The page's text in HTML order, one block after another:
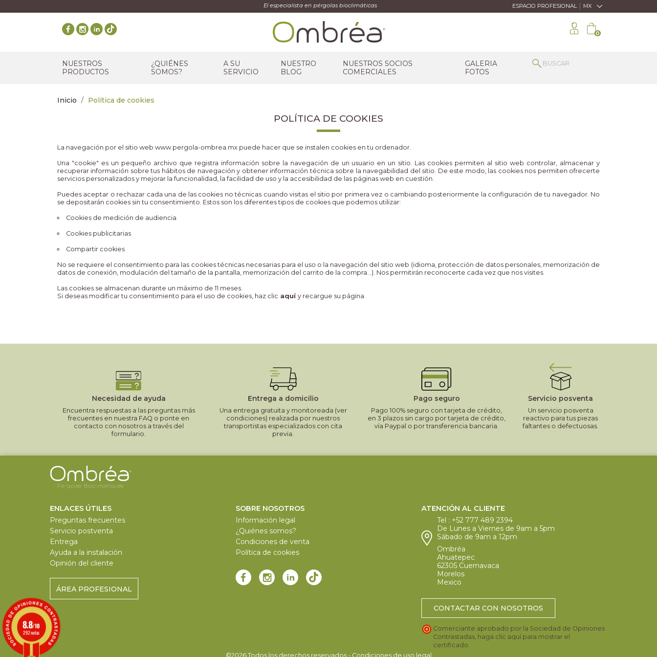
El especialista en pérgolas bioclimáticas ESPACIO PROFESIONAL| MX
0
NUESTROS
PRODUCTOS
¿QUIÉNES
SOMOS?
A SU
SERVICIO
NUESTRO
BLOG
NUESTROS SOCIOS
COMERCIALES
GALERIA
FOTOS
Inicio Política de cookies
POLÍTICA DE COOKIES
La navegación por el sitio web www.pergola-ombrea.mx puede hacer que se instalen cookies en tu ordenador.
Una "cookie" es un pequeño archivo que registra información sobre la navegación de un usuario en un sitio. Las cookies permiten al sitio web controlar, almacenar y
recuperar información sobre tus hábitos de navegación y obtener información técnica sobre la navegabilidad del sitio. De este modo, las cookies nos permiten ofrecerte
servicios personalizados y mejorar la funcionalidad, la facilidad de uso y la accesibilidad de las páginas web en cuestión.
Puedes aceptar o rechazar cada una de las cookies no técnicas cuando visitas el sitio por primera vez o cambiando posteriormente la configuración de tu navegador. No
se depositarán cookies sin tu consentimiento. Estos son los diferentes tipos de cookies que podemos utilizar:
Cookies de medición de audiencia
Cookies publicitarias
Compartir cookies
No se requiere el consentimiento para las cookies técnicas necesarias para el uso o la navegación del sitio web (idioma, protección de datos personales, memorización de
datos de conexión, modulación del tamaño de la pantalla, memorización del carrito de la compra...). Nos permitirán reconocerte cada vez que nos visites.
Las cookies se almacenan durante un máximo de 11 meses.
Si deseas modificar tu consentimiento para el uso de cookies, haz clic aquí y recargue su página.
Necesidad de ayuda
Encuentra respuestas a las preguntas más
frecuentes en nuestra FAQ o ponte en
contacto con nosotros a través del
formulario.
Entrega a domicilio
Una entrega gratuita y monitoreada (ver
condiciones) realizada por nuestros
transportistas especializados con cita
previa.
Pago seguro
Pago 100% seguro con tarjeta de crédito,
en 3 plazos sin cargo por tarjeta de crédito,
vía Paypal o por transferencia bancaria.
Servicio posventa
Un servicio posventa
reactivo para tus piezas
faltantes o defectuosas.
ENLACES ÚTILES
Preguntas frecuentes
Servicio postventa
Entrega
Ayuda a la instalación
Opinión del cliente
ÁREA PROFESIONAL
SOBRE NOSOTROS
Información legal
¿Quiénes somos?
Condiciones de venta
Política de cookies
ATENCIÓN AL CLIENTE
Tel : +52 777 489 2394
De Lunes a Viernes de 9am a 5pm
Sábado de 9am a 12pm
Ombréa
Ahuatepec
62305 Cuernavaca
Morelos
Mexico
CONTACTAR CON NOSOTROS
Comerciante aprobado por la Sociedad de Opiniones
Contrastadas, haga clic aquí para mostrar el
certificado
©2026 Todos los derechos reservados - Condiciones de uso legal
8.8/10
292 notas